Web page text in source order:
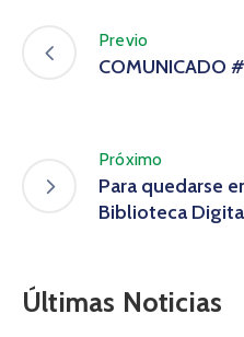
Previo
COMUNICADO
Próximo
Para quedarse
Biblioteca
Últimas Noticias